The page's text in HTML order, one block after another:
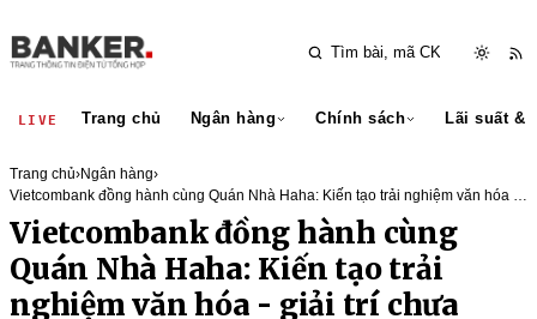
LIVE Trang chủ Ngân hàng Chính sách Lãi suất &
Trang chủ›Ngân hàng›
Vietcombank đồng hành cùng Quán Nhà Haha: Kiến tạo trải nghiệm văn hóa -
giải trí chưa từng có dành cho khách hàng
Vietcombank đồng hành cùng
Quán Nhà Haha: Kiến tạo trải
nghiệm văn hóa - giải trí chưa